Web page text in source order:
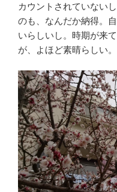
カウントされていない
のも、なんだか納得。
いらしいし。時期が来
が、よほど素晴らしい。